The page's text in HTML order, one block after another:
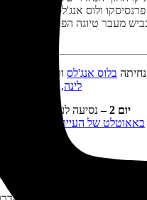
ולוס אנג'לס. מסלול זה
מעבר טיוגה הפתוח רק מעט
בלוס אנג'לס וטיול בפרברי
לינה, פרברי החוף
יום 2 –
נסיעה לעיירה קינגמן, 5 שעות נסיעה
באאוטלט של העיירה ברסטו
או